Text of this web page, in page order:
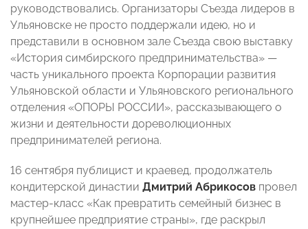
руководствовались. Организаторы Съезда лидеров в
Ульяновске не просто поддержали идею, но и
представили в основном зале Съезда свою выставку
«История симбирского предпринимательства» —
часть уникального проекта Корпорации развития
Ульяновской области и Ульяновского регионального
отделения «ОПОРЫ РОССИИ», рассказывающего о
жизни и деятельности дореволюционных
предпринимателей региона.
16 сентября публицист и краевед, продолжатель
кондитерской династии Дмитрий Абрикосов провел
мастер-класс «Как превратить семейный бизнес в
крупнейшее предприятие страны», где раскрыл